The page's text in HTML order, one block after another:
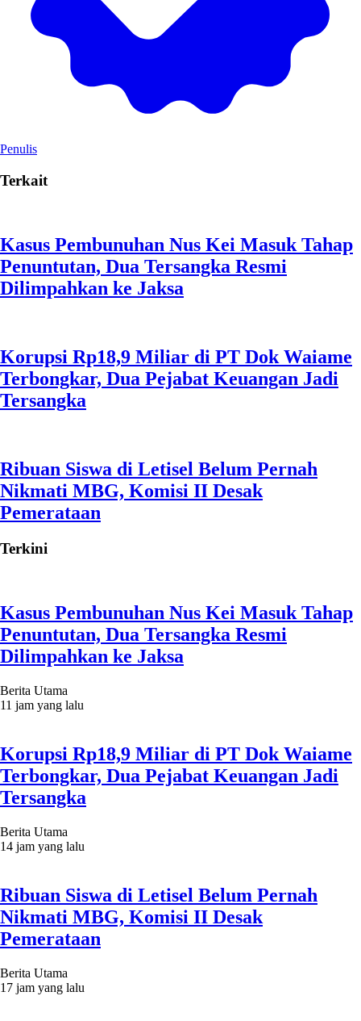
Penulis
Terkait
Kasus Pembunuhan Nus Kei Masuk Tahap
Penuntutan, Dua Tersangka Resmi
Dilimpahkan ke Jaksa
Korupsi Rp18,9 Miliar di PT Dok Waiame
Terbongkar, Dua Pejabat Keuangan Jadi
Tersangka
Ribuan Siswa di Letisel Belum Pernah
Nikmati MBG, Komisi II Desak
Pemerataan
Terkini
Kasus Pembunuhan Nus Kei Masuk Tahap
Penuntutan, Dua Tersangka Resmi
Dilimpahkan ke Jaksa
Berita Utama
11 jam yang lalu
Korupsi Rp18,9 Miliar di PT Dok Waiame
Terbongkar, Dua Pejabat Keuangan Jadi
Tersangka
Berita Utama
14 jam yang lalu
Ribuan Siswa di Letisel Belum Pernah
Nikmati MBG, Komisi II Desak
Pemerataan
Berita Utama
17 jam yang lalu